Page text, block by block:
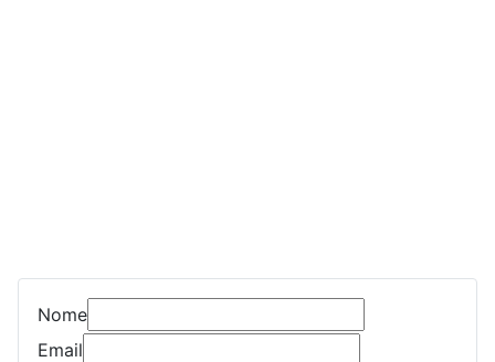
Nome
Email